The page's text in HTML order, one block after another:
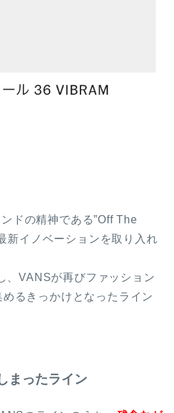
ドの精神である”Off The
新イノベーションを取り入れ
、VANSが再びファッション
るきっかけとなったライン
まったライン